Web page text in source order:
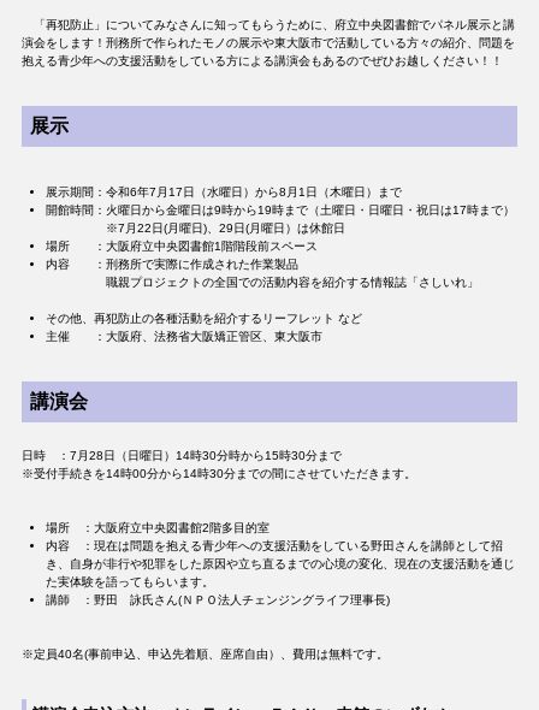
「再犯防止」についてみなさんに知ってもらうために、府立中央図書館でパネル展示と講
演会をします！刑務所で作られたモノの展示や東大阪市で活動している方々の紹介、問題を
抱える青少年への支援活動をしている方による講演会もあるのでぜひお越しください！！
展示
展示期間：令和6年7月17日（水曜日）から8月1日（木曜日）まで
開館時間：火曜日から金曜日は9時から19時まで（土曜日・日曜日・祝日は17時まで）
​ ※7月22日(月曜日)、29日(月曜日）は休館日
場所 ：大阪府立中央図書館1階階段前スペース
内容 ：刑務所で実際に作成された作業製品
​ 職親プロジェクトの全国での活動内容を紹介する情報誌「さしいれ」
その他、再犯防止の各種活動を紹介するリーフレット など
主催 ：大阪府、法務省大阪矯正管区、東大阪市
講演会
日時 ：7月28日（日曜日）14時30分時から15時30分まで
※受付手続きを14時00分から14時30分までの間にさせていただきます。
場所 ：大阪府立中央図書館2階多目的室
内容 ：現在は問題を抱える青少年への支援活動をしている野田さんを講師として招
き、自身が非行や犯罪をした原因や立ち直るまでの心境の変化、現在の支援活動を通じ
た実体験を語ってもらいます。
講師 ：野田 詠氏さん(ＮＰＯ法人チェンジングライフ理事長)
※定員40名(事前申込、申込先着順、座席自由）、費用は無料です。